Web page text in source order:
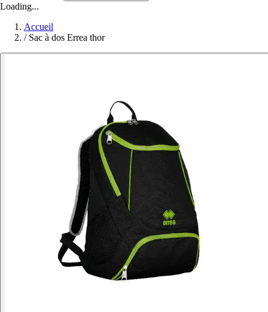
Loading...
Accueil
/ Sac à dos Errea thor